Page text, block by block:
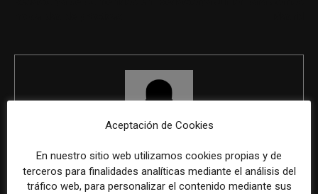
REDACCIÓN
Aceptación de Cookies
En nuestro sitio web utilizamos cookies propias y de
terceros para finalidades analíticas mediante el análisis del
tráfico web, para personalizar el contenido mediante sus